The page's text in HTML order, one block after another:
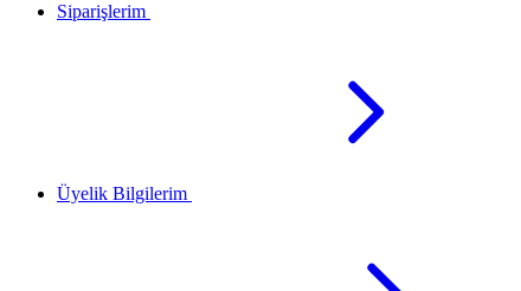
Siparişlerim
Üyelik Bilgilerim